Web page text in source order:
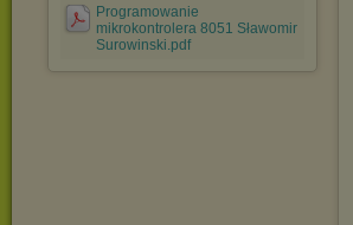
Programowanie
mikrokontrolera 8051 Sławomir
Surowinski.pdf